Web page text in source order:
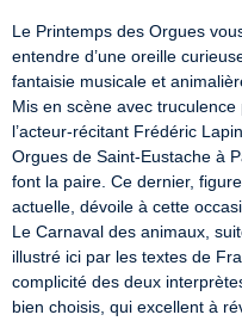
Le Printemps des Orgues
entendre d’une oreille
fantaisie musicale et
Mis en scène avec
l’acteur-récitant Frédéric
Orgues de Saint-Eustache à
font la paire. Ce dernier,
actuelle, dévoile à cette
Le Carnaval des animaux,
illustré ici par les textes de
complicité des deux
bien choisis, qui excellent à